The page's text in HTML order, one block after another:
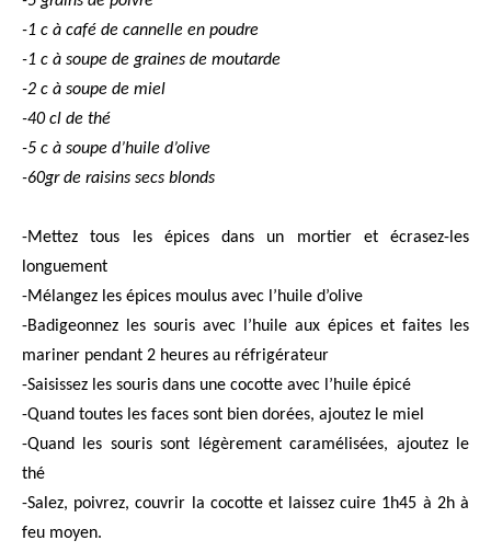
-1 c à café de cannelle en poudre
-1 c à soupe de graines de moutarde
-2 c à soupe de miel
-40 cl de thé
-5 c à soupe d’huile d’olive
-60gr de raisins secs blonds
-Mettez tous les épices dans un mortier et écrasez-les
longuement
-Mélangez les épices moulus avec l’huile d’olive
-Badigeonnez les souris avec l’huile aux épices et faites les
mariner pendant 2 heures au réfrigérateur
-Saisissez les souris dans une cocotte avec l’huile épicé
-Quand toutes les faces sont bien dorées, ajoutez le miel
-Quand les souris sont légèrement caramélisées, ajoutez le
thé
-Salez, poivrez, couvrir la cocotte et laissez cuire 1h45 à 2h à
feu moyen.